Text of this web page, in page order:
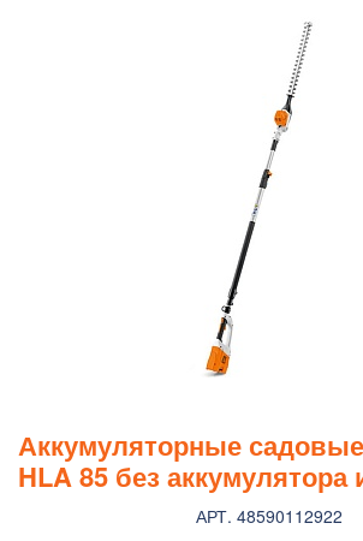
Аккумуляторные
HLA 85 без аккумулятора
АРТ. 48590112922